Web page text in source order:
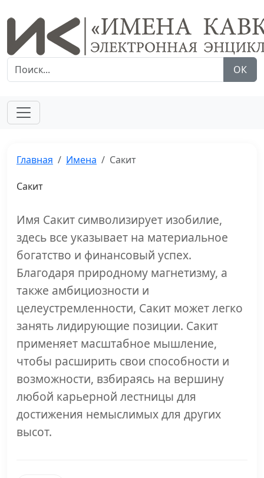
ОК
Главная Имена Сакит
Сакит
Имя Сакит символизирует изобилие,
здесь все указывает на материальное
богатство и финансовый успех.
Благодаря природному магнетизму, а
также амбициозности и
целеустремленности, Сакит может легко
занять лидирующие позиции. Сакит
применяет масштабное мышление,
чтобы расширить свои способности и
возможности, взбираясь на вершину
любой карьерной лестницы для
достижения немыслимых для других
высот.